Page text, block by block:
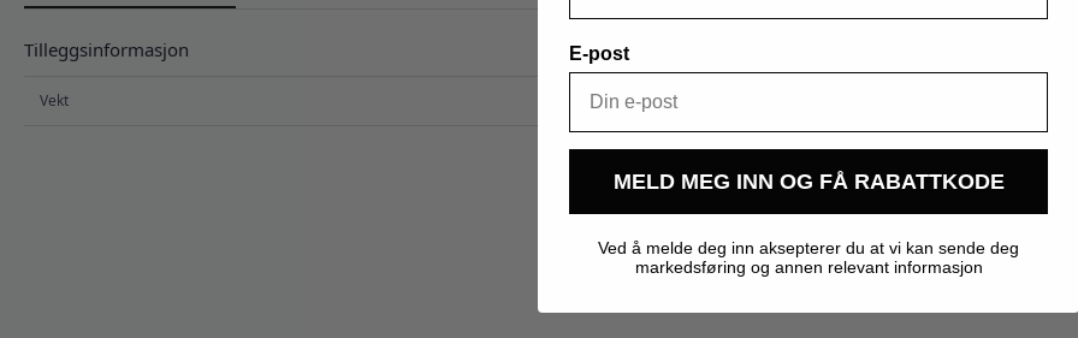
Tilleggsinformasjon
Vekt
E-post
MELD MEG INN OG FÅ RABATTKODE
Ved å melde deg inn aksepterer du at vi kan sende deg
markedsføring og annen relevant informasjon